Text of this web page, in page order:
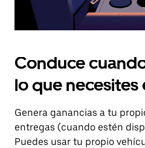
Conduce
lo que necesites
Genera ganancias a tu
entregas (cuando estén
Puedes usar tu propio